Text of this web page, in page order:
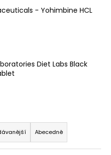
- Yohimbine HCL
Diet Labs Black
Abecedně